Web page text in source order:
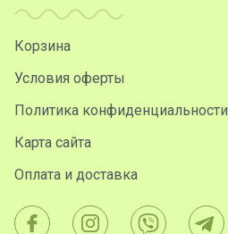
Корзина
Условия оферты
Политика конфиденциальности
Карта сайта
Оплата и доставка